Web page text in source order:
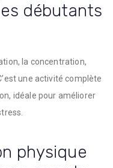
débutants
la concentration,
une activité complète
idéale pour améliorer
physique